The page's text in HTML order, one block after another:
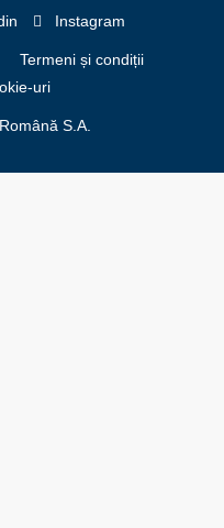
Instagram
Termeni și condiții
uri
S.A.